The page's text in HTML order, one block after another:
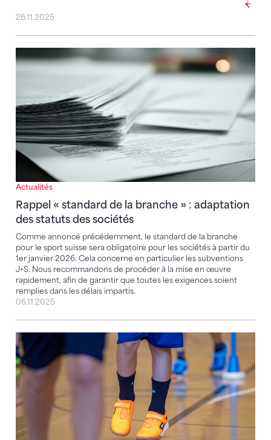
26.11.2025
Actualités
Rappel « standard de la branche » : adaptation
des statuts des sociétés
Comme annoncé précédemment, le standard de la branche
pour le sport suisse sera obligatoire pour les sociétés à partir du
1er janvier 2026. Cela concerne en particulier les subventions
J+S. Nous recommandons de procéder à la mise en œuvre
rapidement, afin de garantir que toutes les exigences soient
remplies dans les délais impartis.
Rappel « standard de la branche » : adaptation des
06.11.2025
Les coupes budgétaires J+S compromettent la